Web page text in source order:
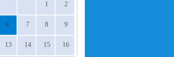
1 2
6 7 8 9
13 14 15 16